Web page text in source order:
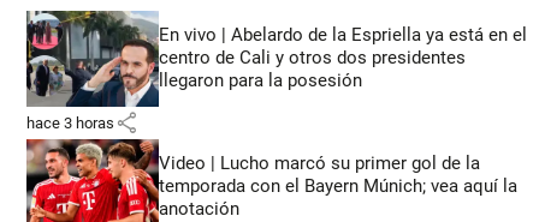
En vivo | Abelardo de la Espriella ya está en el
centro de Cali y otros dos presidentes
llegaron para la posesión
hace 3 horas share
Video | Lucho marcó su primer gol de la
temporada con el Bayern Múnich; vea aquí la
anotación